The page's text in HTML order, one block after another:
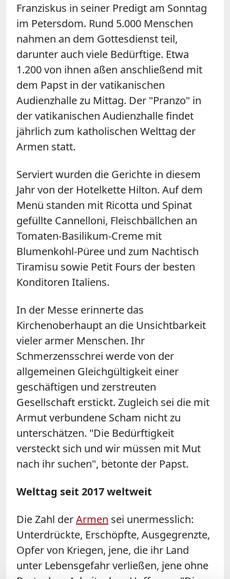
Franziskus in seiner Predigt am Sonntag
im Petersdom. Rund 5.000 Menschen
nahmen an dem Gottesdienst teil,
darunter auch viele Bedürftige. Etwa
1.200 von ihnen aßen anschließend mit
dem Papst in der vatikanischen
Audienzhalle zu Mittag. Der "Pranzo" in
der vatikanischen Audienzhalle findet
jährlich zum katholischen Welttag der
Armen statt.
Serviert wurden die Gerichte in diesem
Jahr von der Hotelkette Hilton. Auf dem
Menü standen mit Ricotta und Spinat
gefüllte Cannelloni, Fleischbällchen an
Tomaten-Basilikum-Creme mit
Blumenkohl-Püree und zum Nachtisch
Tiramisu sowie Petit Fours der besten
Konditoren Italiens.
In der Messe erinnerte das
Kirchenoberhaupt an die Unsichtbarkeit
vieler armer Menschen. Ihr
Schmerzensschrei werde von der
allgemeinen Gleichgültigkeit einer
geschäftigen und zerstreuten
Gesellschaft erstickt. Zugleich sei die mit
Armut verbundene Scham nicht zu
unterschätzen. "Die Bedürftigkeit
versteckt sich und wir müssen mit Mut
nach ihr suchen", betonte der Papst.
Welttag seit 2017 weltweit
Die Zahl derArmen sei unermesslich:
Unterdrückte, Erschöpfte, Ausgegrenzte,
Opfer von Kriegen, jene, die ihr Land
unter Lebensgefahr verließen, jene ohne